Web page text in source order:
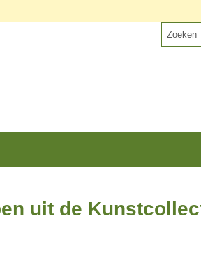
uit de